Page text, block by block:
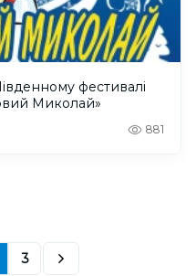
фестивалі
Миколай»
881
3